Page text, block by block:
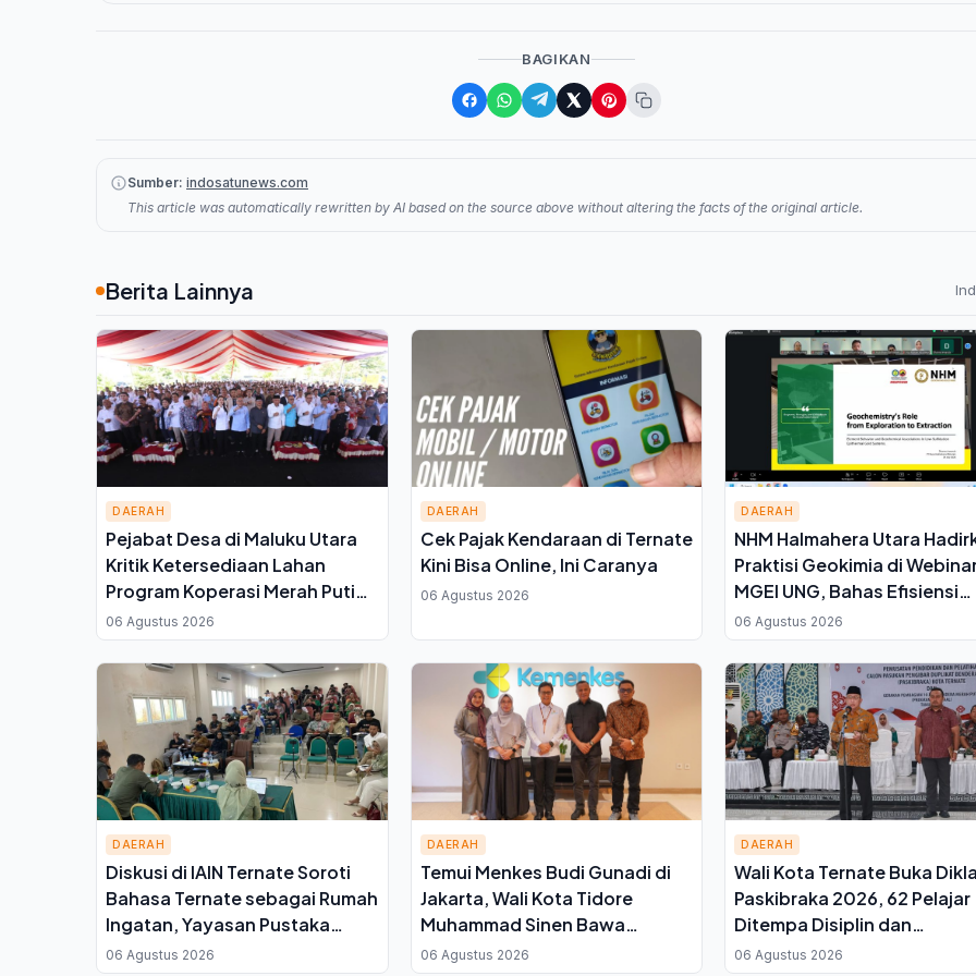
BAGIKAN
Sumber: indosatunews.com
This article was automatically rewritten by AI based on the source above without altering the facts of the original article.
Berita Lainnya
DAERAH
Pejabat Desa di Maluku Utara
Kritik Ketersediaan Lahan
Program Koperasi Merah Putih
saat Seminar di Ternate
06 Agustus 2026
DAERAH
Cek Pajak Kendaraan di Ternate
Kini Bisa Online, Ini Caranya
06 Agustus 2026
DAERAH
NHM Halmahera Utara
Praktisi Geokimia di
MGEI UNG, Bahas Efisiensi
Tambang Emas
06 Agustus 2026
DAERAH
Diskusi di IAIN Ternate Soroti
Bahasa Ternate sebagai Rumah
Ingatan, Yayasan Pustaka
Pangaji Siap Kawal Regulasi
06 Agustus 2026
DAERAH
Temui Menkes Budi Gunadi di
Jakarta, Wali Kota Tidore
Muhammad Sinen Bawa
Sejumlah Keluhan Kesehatan
06 Agustus 2026
DAERAH
Wali Kota Ternate Buka
Paskibraka 2026, 62 Pelajar
Ditempa Disiplin dan
Kepemimpinan
06 Agustus 2026